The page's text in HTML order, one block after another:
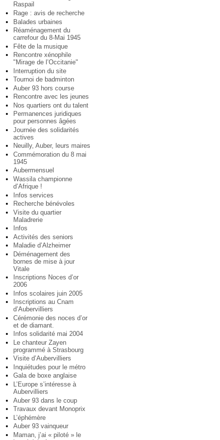
Raspail
Rage : avis de recherche
Balades urbaines
Réaménagement du
carrefour du 8-Mai 1945
Fête de la musique
Rencontre xénophile
"Mirage de l’Occitanie"
Interruption du site
Tournoi de badminton
Auber 93 hors course
Rencontre avec les jeunes
Nos quartiers ont du talent
Permanences juridiques
pour personnes âgées
Journée des solidarités
actives
Neuilly, Auber, leurs maires
Commémoration du 8 mai
1945
Aubermensuel
Wassila championne
d’Afrique !
Infos services
Recherche bénévoles
Visite du quartier
Maladrerie
Infos
Activités des seniors
Maladie d’Alzheimer
Déménagement des
bornes de mise à jour
Vitale
Inscriptions Noces d’or
2006
Infos scolaires juin 2005
Inscriptions au Cnam
d’Aubervilliers
Cérémonie des noces d’or
et de diamant.
Infos solidarité mai 2004
Le chanteur Zayen
programmé à Strasbourg
Visite d’Aubervilliers
Inquiétudes pour le métro
Gala de boxe anglaise
L’Europe s’intéresse à
Aubervilliers
Auber 93 dans le coup
Travaux devant Monoprix
L’éphémère
Auber 93 vainqueur
Maman, j’ai « piloté » le